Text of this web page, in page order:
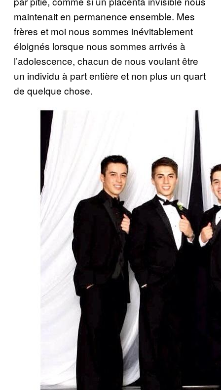
maintenait en permanence ensemble. Mes
frères et moi nous sommes inévitablement
éloignés lorsque nous sommes arrivés à
l’adolescence, chacun de nous voulant être
un individu à part entière et non plus un quart
de quelque chose.